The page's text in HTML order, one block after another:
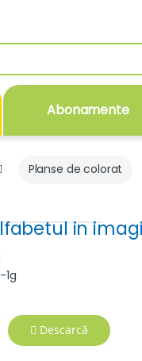
Abonamente
Planse de colorat
in
1g
Descarcă